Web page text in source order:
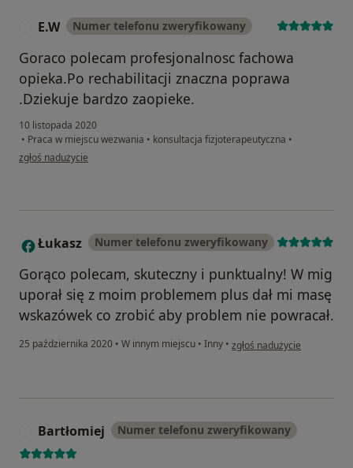
E.W Numer telefonu zweryfikowany
Goraco polecam profesjonalnosc fachowa
opieka.Po rechabilitacji znaczna poprawa
.Dziekuje bardzo zaopieke.
10 listopada 2020
• Praca w miejscu wezwania • konsultacja fizjoterapeutyczna •
w opinii użytkownika E.W
zgłoś nadużycie
Ł Łukasz Numer telefonu zweryfikowany
Gorąco polecam, skuteczny i punktualny! W mig
uporał się z moim problemem plus dał mi masę
wskazówek co zrobić aby problem nie powracał.
25 października 2020 • W innym miejscu • Inny • w opinii użytkownika Łukasz
zgłoś nadużycie
Bartłomiej Numer telefonu zweryfikowany